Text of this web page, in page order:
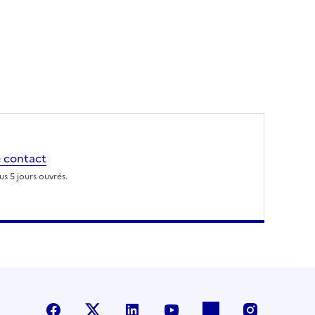
contact
5 jours ouvrés.
FacebookX (anciennement Twitter)
LinkedIn Flickr